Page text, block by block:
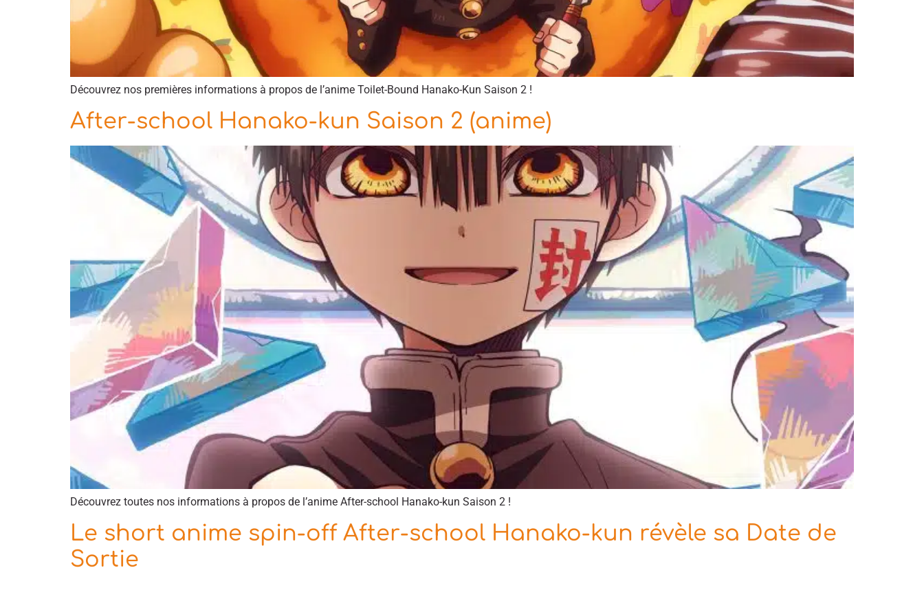
Découvrez nos premières informations à propos de l’anime Toilet-Bound Hanako-Kun Saison 2 !
After-school Hanako-kun Saison 2 (anime)
Découvrez toutes nos informations à propos de l’anime After-school Hanako-kun Saison 2 !
Le short anime spin-off After-school Hanako-kun révèle sa Date de
Sortie